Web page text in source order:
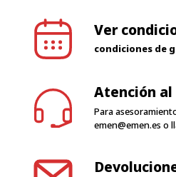
Ver
condiciones de
Atención
Para
emen@emen.es o